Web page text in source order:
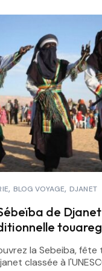
BLOG VOYAGE DJANET
de
la Sebeiba, fête
classée à